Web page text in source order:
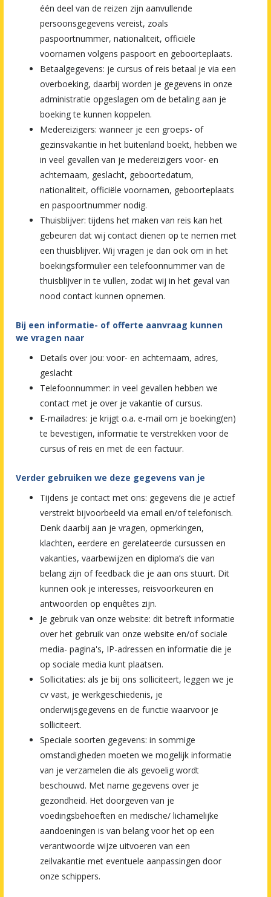
één deel van de reizen zijn aanvullende
persoonsgegevens vereist, zoals
paspoortnummer, nationaliteit, officiële
voornamen volgens paspoort en geboorteplaats.
Betaalgegevens: je cursus of reis betaal je via een
overboeking, daarbij worden je gegevens in onze
administratie opgeslagen om de betaling aan je
boeking te kunnen koppelen.
Medereizigers: wanneer je een groeps- of
gezinsvakantie in het buitenland boekt, hebben we
in veel gevallen van je medereizigers voor- en
achternaam, geslacht, geboortedatum,
nationaliteit, officiële voornamen, geboorteplaats
en paspoortnummer nodig.
Thuisblijver: tijdens het maken van reis kan het
gebeuren dat wij contact dienen op te nemen met
een thuisblijver. Wij vragen je dan ook om in het
boekingsformulier een telefoonnummer van de
thuisblijver in te vullen, zodat wij in het geval van
nood contact kunnen opnemen.
Bij een informatie- of offerte aanvraag kunnen
we vragen naar
Details over jou: voor- en achternaam, adres,
geslacht
Telefoonnummer: in veel gevallen hebben we
contact met je over je vakantie of cursus.
E-mailadres: je krijgt o.a. e-mail om je boeking(en)
te bevestigen, informatie te verstrekken voor de
cursus of reis en met de een factuur.
Verder gebruiken we deze gegevens van je
Tijdens je contact met ons: gegevens die je actief
verstrekt bijvoorbeeld via email en/of telefonisch.
Denk daarbij aan je vragen, opmerkingen,
klachten, eerdere en gerelateerde cursussen en
vakanties, vaarbewijzen en diploma’s die van
belang zijn of feedback die je aan ons stuurt. Dit
kunnen ook je interesses, reisvoorkeuren en
antwoorden op enquêtes zijn.
Je gebruik van onze website: dit betreft informatie
over het gebruik van onze website en/of sociale
media- pagina's, IP-adressen en informatie die je
op sociale media kunt plaatsen.
Sollicitaties: als je bij ons solliciteert, leggen we je
cv vast, je werkgeschiedenis, je
onderwijsgegevens en de functie waarvoor je
solliciteert.
Speciale soorten gegevens: in sommige
omstandigheden moeten we mogelijk informatie
van je verzamelen die als gevoelig wordt
beschouwd. Met name gegevens over je
gezondheid. Het doorgeven van je
voedingsbehoeften en medische/ lichamelijke
aandoeningen is van belang voor het op een
verantwoorde wijze uitvoeren van een
zeilvakantie met eventuele aanpassingen door
onze schippers.